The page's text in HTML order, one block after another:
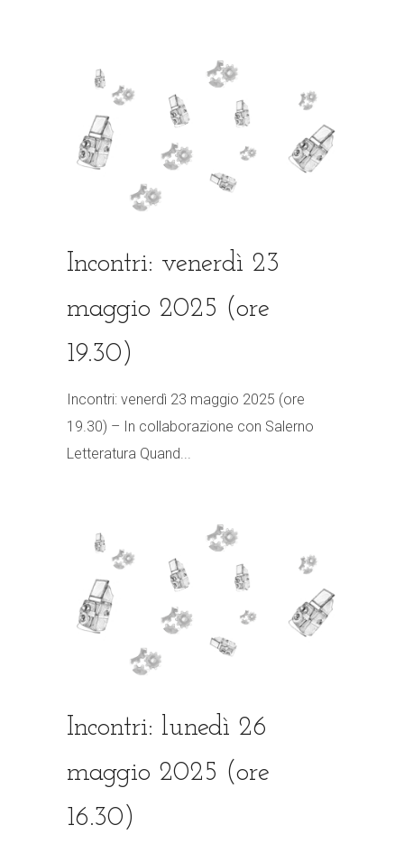
Incontri: venerdì 23
maggio 2025 (ore
19.30)
Incontri: venerdì 23 maggio 2025 (ore
19.30) – In collaborazione con Salerno
Letteratura Quand...
Incontri: lunedì 26
maggio 2025 (ore
16.30)